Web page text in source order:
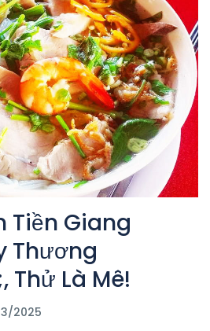
Tiền Giang
Thương
Thử Là Mê!
2025